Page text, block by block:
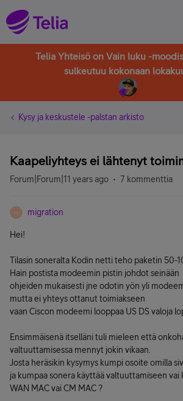
Telia Yhteisö on Vain luku -
sulkeutuu kokonaan
Kysy ja keskustele -palstan arkisto
Kaapeliyhteys ei lähtenyt
Forum|Forum|11 years ago 7 kommenttia
M migration
Hei!
Tilasin soneralta Kodin netti teho paketin 50-
Hain postista modeemin pistin johdot seinään
ohjeiden mukaisesti jne odotin yön yli
mutta ei yhteys ottanut toimiakseen
vaan Ciscon modeemi looppaa US DS valoja
Ensimmäisenä itselläni tuli mieleen että
valtuuttamisessa mennyt jokin vikaan.
Josta heräsikin kysymys kumpi osoite omilla
ja kumpaa sonera käyttää valtuuttamiseen vai
WAN MAC vai CM MAC ?